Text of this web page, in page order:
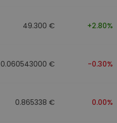
49.300 € +2.80%
0.060543000 € -0.30%
0.865338 € 0.00%